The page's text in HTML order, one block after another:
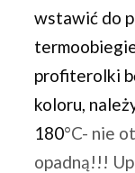
wstawić do
profiterolki
koloru,
180°C- nie
opadną!!!